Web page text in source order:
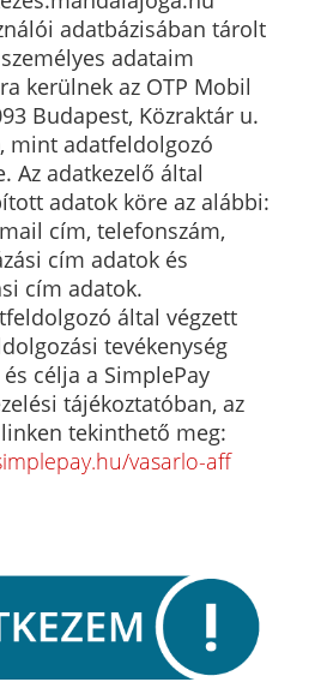
adatbázisában tárolt
adataim
kerülnek az OTP Mobil
Budapest, Közraktár u.
mint adatfeldolgozó
Az adatkezelő által
adatok köre az alábbi:
cím, telefonszám,
cím adatok és
cím adatok.
által végzett
tevékenység
célja a SimplePay
tájékoztatóban, az
tekinthető meg:
vasarlo-aff